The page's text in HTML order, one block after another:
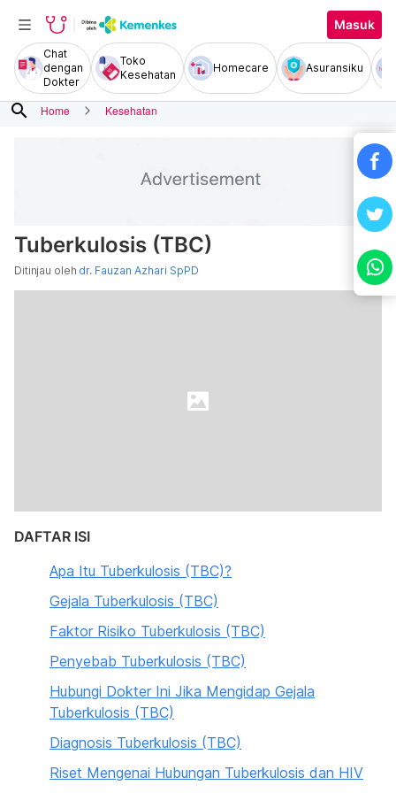
Masuk
Chat
dengan
Dokter
Toko
Kesehatan
Homecare Asuransiku
search Home Kesehatan
Tuberkulosis (TBC)
Ditinjau oleh dr. Fauzan Azhari SpPD
DAFTAR ISI
Apa Itu Tuberkulosis (TBC)?
Gejala Tuberkulosis (TBC)
Faktor Risiko Tuberkulosis (TBC)
Penyebab Tuberkulosis (TBC)
Hubungi Dokter Ini Jika Mengidap Gejala
Tuberkulosis (TBC)
Diagnosis Tuberkulosis (TBC)
Riset Mengenai Hubungan Tuberkulosis dan HIV